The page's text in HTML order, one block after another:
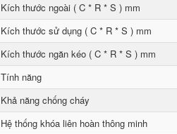
Kích thước ngoài ( C * R * S ) mm
Kích thước sử dụng ( C * R * S ) mm
Kích thước ngăn kéo ( C * R * S ) mm
Tính năng
Khả năng chống cháy
Hệ thống khóa liên hoàn thông minh